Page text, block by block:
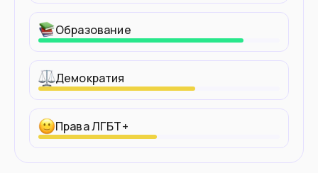
Образование
Демократия
Права ЛГБТ+